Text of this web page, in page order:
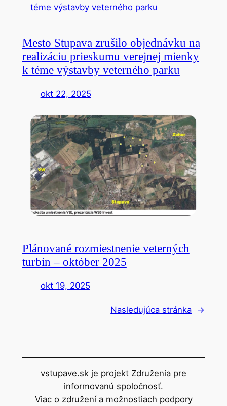
Mesto Stupava zrušilo objednávku na
realizáciu prieskumu verejnej mienky
k téme výstavby veterného parku
okt 22, 2025
Plánované rozmiestnenie veterných
turbín – október 2025
okt 19, 2025
Nasledujúca stránka →
vstupave.sk je projekt Združenia pre
informovanú spoločnosť.
Viac o združení a možnostiach podpory